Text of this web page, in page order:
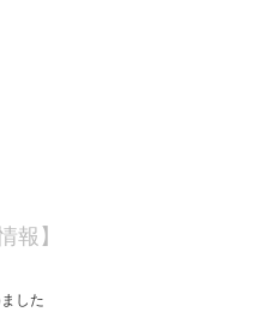
報】
した